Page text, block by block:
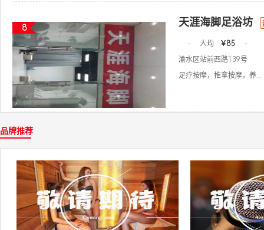
8 天涯海脚足浴坊
- 人均 ￥85
-
渝水区站前西路139号
足疗按摩，推拿按摩，养...
品牌推荐